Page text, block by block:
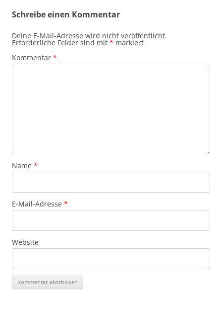
Schreibe einen Kommentar
Deine E-Mail-Adresse wird nicht veröffentlicht.
Erforderliche Felder sind mit * markiert
Kommentar *
Name *
E-Mail-Adresse *
Website